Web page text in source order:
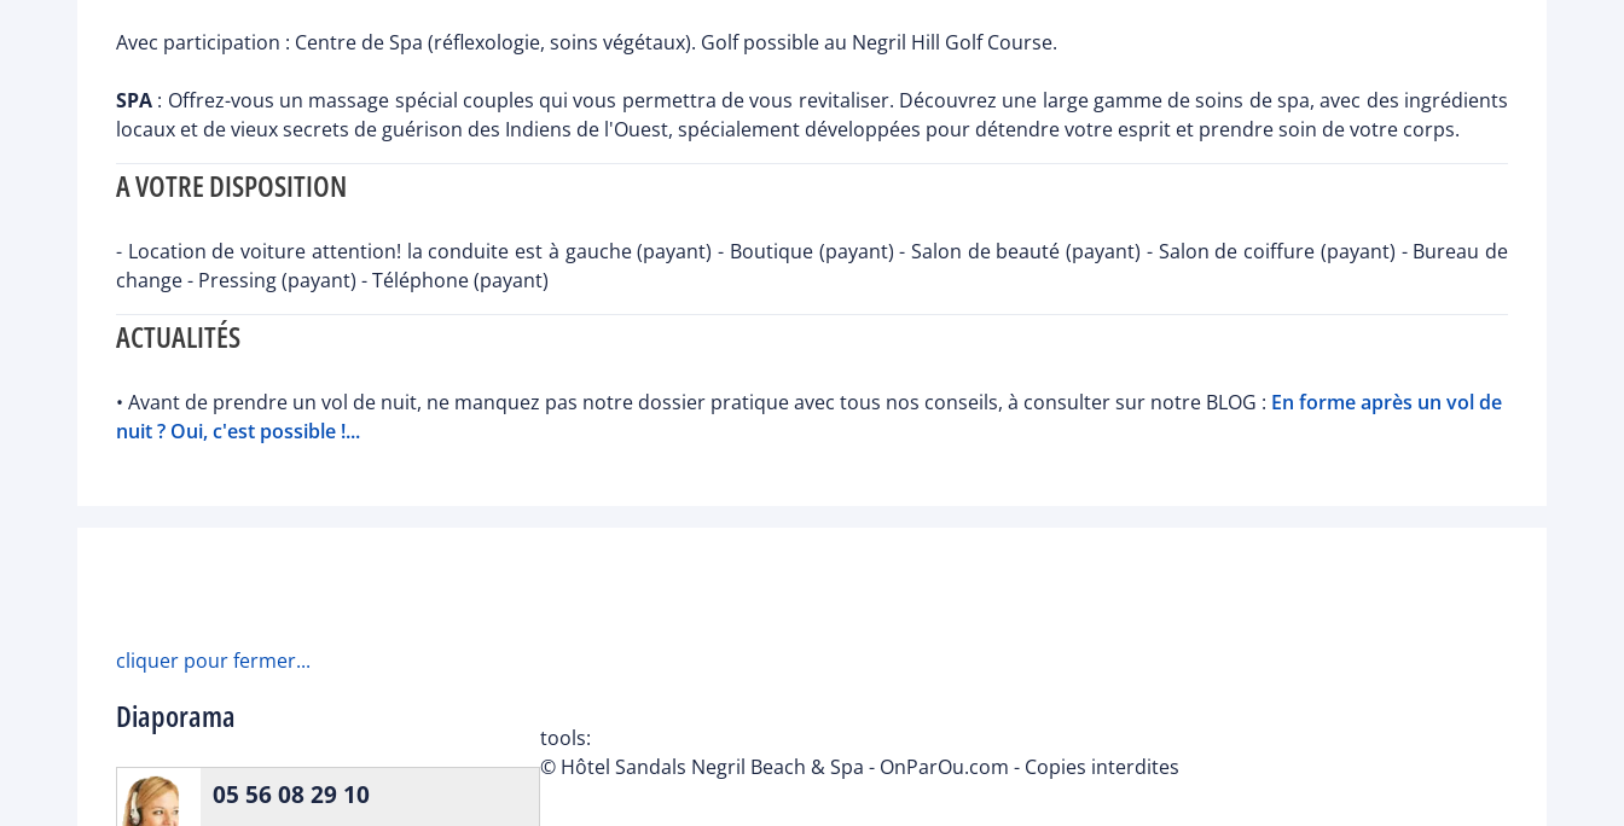
Avec participation : Centre de Spa (réflexologie, soins végétaux). Golf possible au Negril Hill Golf Course.
SPA : Offrez-vous un massage spécial couples qui vous permettra de vous revitaliser. Découvrez une large gamme de soins de spa, avec des ingrédients
locaux et de vieux secrets de guérison des Indiens de l'Ouest, spécialement développées pour détendre votre esprit et prendre soin de votre corps.
A VOTRE DISPOSITION
- Location de voiture attention! la conduite est à gauche (payant) - Boutique (payant) - Salon de beauté (payant) - Salon de coiffure (payant) - Bureau de
change - Pressing (payant) - Téléphone (payant)
ACTUALITÉS
• Avant de prendre un vol de nuit, ne manquez pas notre dossier pratique avec tous nos conseils, à consulter sur notre BLOG : En forme après un vol de
nuit ? Oui, c'est possible !...
cliquer pour fermer...
Diaporama
05 56 08 29 10
tools:
© Hôtel Sandals Negril Beach & Spa - OnParOu.com - Copies interdites